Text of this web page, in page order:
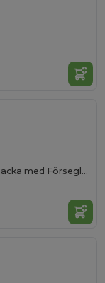
Antarktisk Dam Softshelljacka med Förseglad Dragkedja